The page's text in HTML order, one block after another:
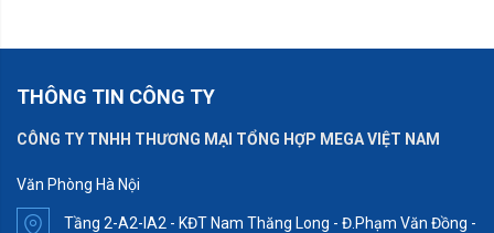
THÔNG TIN CÔNG TY
CÔNG TY TNHH THƯƠNG MẠI TỔNG HỢP MEGA VIỆT NAM
Văn Phòng Hà Nội
Tầng 2-A2-IA2 - KĐT Nam Thăng Long - Đ.Phạm Văn Đồng -